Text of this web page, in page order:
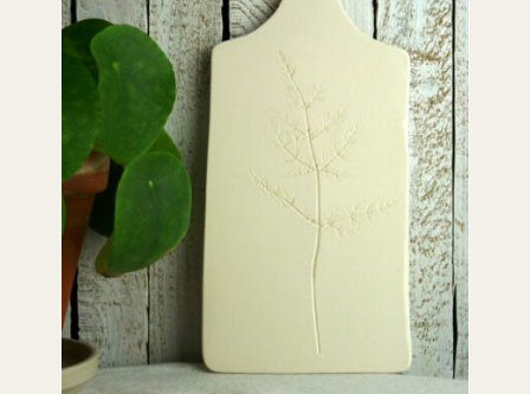
ADD TO CART / DETAILS